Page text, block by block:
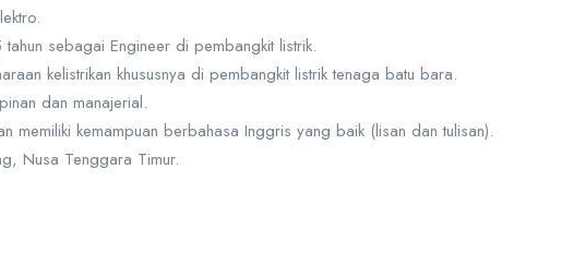
sebagai Engineer di pembangkit listrik.
kelistrikan khususnya di pembangkit listrik tenaga batu bara.
dan manajerial.
memiliki kemampuan berbahasa Inggris yang baik (lisan dan tulisan).
Nusa Tenggara Timur.